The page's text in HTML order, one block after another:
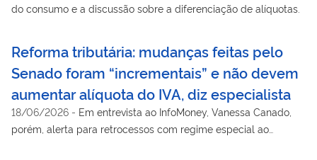
do consumo e a discussão sobre a diferenciação de alíquotas.
Reforma tributária: mudanças feitas pelo
Senado foram “incrementais” e não devem
aumentar alíquota do IVA, diz especialista
18/06/2026 - Em entrevista ao InfoMoney, Vanessa Canado,
porém, alerta para retrocessos com regime especial ao